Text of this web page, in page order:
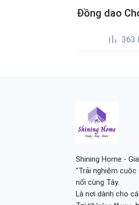
Đồng dao
363
Shining Home -
"Trải nghiệm cuộc
nối cùng Tây.
Là nơi dành cho